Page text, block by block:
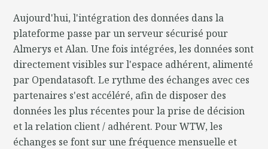
Aujourd'hui, l'intégration des données dans la
plateforme passe par un serveur sécurisé pour
Almerys et Alan. Une fois intégrées, les données sont
directement visibles sur l'espace adhérent, alimenté
par Opendatasoft. Le rythme des échanges avec ces
partenaires s'est accéléré, afin de disposer des
données les plus récentes pour la prise de décision
et la relation client / adhérent. Pour WTW, les
échanges se font sur une fréquence mensuelle et